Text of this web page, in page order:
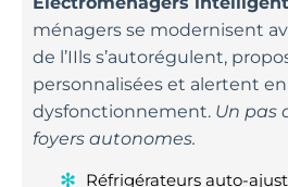
ménagers se modernisent
de l’IIls s’autorégulent,
personnalisées et alertent en
dysfonctionnement. Un pas
foyers autonomes.
Réfrigérateurs auto-